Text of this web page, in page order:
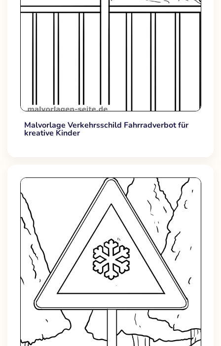
Malvorlage Verkehrsschild Fahrradverbot für
kreative Kinder